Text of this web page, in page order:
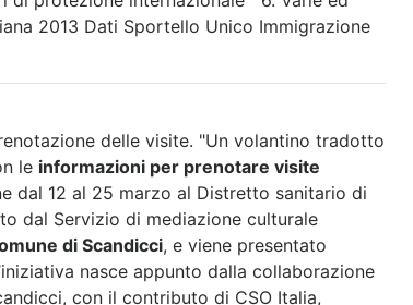
2013 Dati Sportello Unico Immigrazione
delle visite. "Un volantino tradotto
le informazioni per prenotare visite
dal 12 al 25 marzo al Distretto sanitario di
dal Servizio di mediazione culturale
di Scandicci, e viene presentato
nasce appunto dalla collaborazione
con il contributo di CSO Italia,